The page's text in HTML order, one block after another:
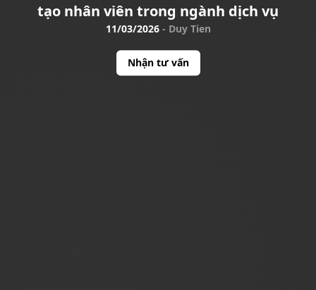
tạo nhân viên trong ngành dịch vụ
11/03/2026 - Duy Tien
Nhận tư vấn